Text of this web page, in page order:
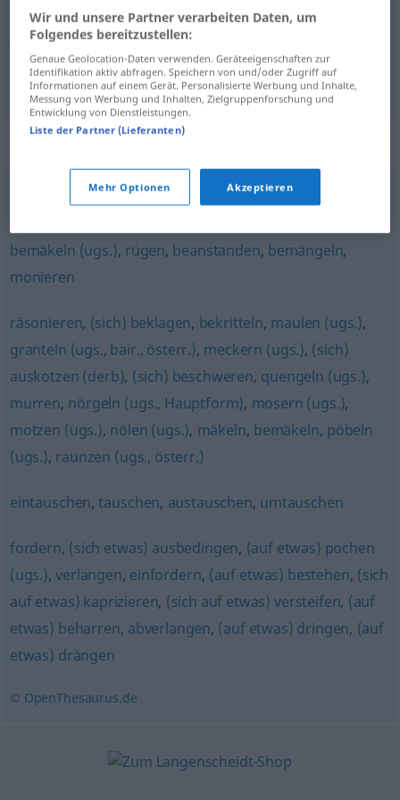
jemandema. SPORT
hacerunareclamación reklamieren
(für sich) beanspruchen
bemäkeln (ugs.), rügen, beanstanden, bemängeln,
monieren
räsonieren, (sich) beklagen, bekritteln, maulen (ugs.),
granteln (ugs., bair., österr.), meckern (ugs.), (sich)
auskotzen (derb), (sich) beschweren, quengeln (ugs.),
murren, nörgeln (ugs., Hauptform), mosern (ugs.),
motzen (ugs.), nölen (ugs.), mäkeln, bemäkeln, pöbeln
(ugs.), raunzen (ugs., österr.)
eintauschen,tauschen, austauschen, umtauschen
fordern, (sich etwas) ausbedingen, (auf etwas) pochen
(ugs.),verlangen, einfordern, (auf etwas) bestehen, (sich
auf etwas) kaprizieren, (sich auf etwas) versteifen, (auf
etwas) beharren, abverlangen, (auf etwas) dringen, (auf
etwas) drängen
© OpenThesaurus.de
Wir und unsere Partner verarbeiten Daten, um
Folgendes bereitzustellen:
Genaue Geolocation-Daten verwenden. Geräteeigenschaften zur
Identifikation aktiv abfragen. Speichern von und/oder Zugriff auf
Informationen auf einem Gerät. Personalisierte Werbung und Inhalte,
Messung von Werbung und Inhalten, Zielgruppenforschung und
Entwicklung von Dienstleistungen.
Liste der Partner (Lieferanten)
Mehr Optionen Akzeptieren